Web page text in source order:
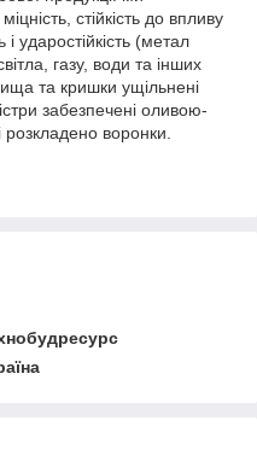
стійкість до впливу
і ударостійкість (метал
газу, води та інших
та кришки ущільнені
забезпечені оливою-
воронки.